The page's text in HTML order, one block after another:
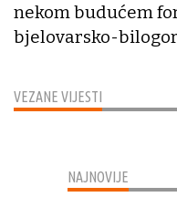
VEZANE VIJESTI
nekom budućem
bjelovarsko-
NAJNOVIJE